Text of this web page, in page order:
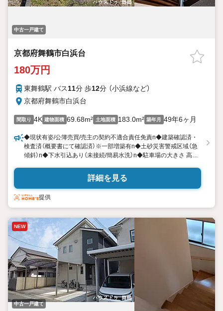
中古一戸建て
京都府舞鶴市白浜台
180万円
東舞鶴駅 バス11分 歩12分 （小浜線など）
京都府舞鶴市白浜台
間取り 4K 建物面積 69.68m² 土地面積 183.0m² 築年月 49年6ヶ月
◆現状有姿/公簿売買/売主の契約不適合責任免責n◆建築確認済・
検査済（概要書にて確認済）※一部増築有n◆土砂災害警戒区域（急
傾斜）n◆下水引込あり（未接続/簡易水洗）n◆駐車場の大きさ 高さ
可能性ありn◆現状雑種地のため、宅地への地目変更必要
詳細を見る
提供
NEW
中古一戸建て